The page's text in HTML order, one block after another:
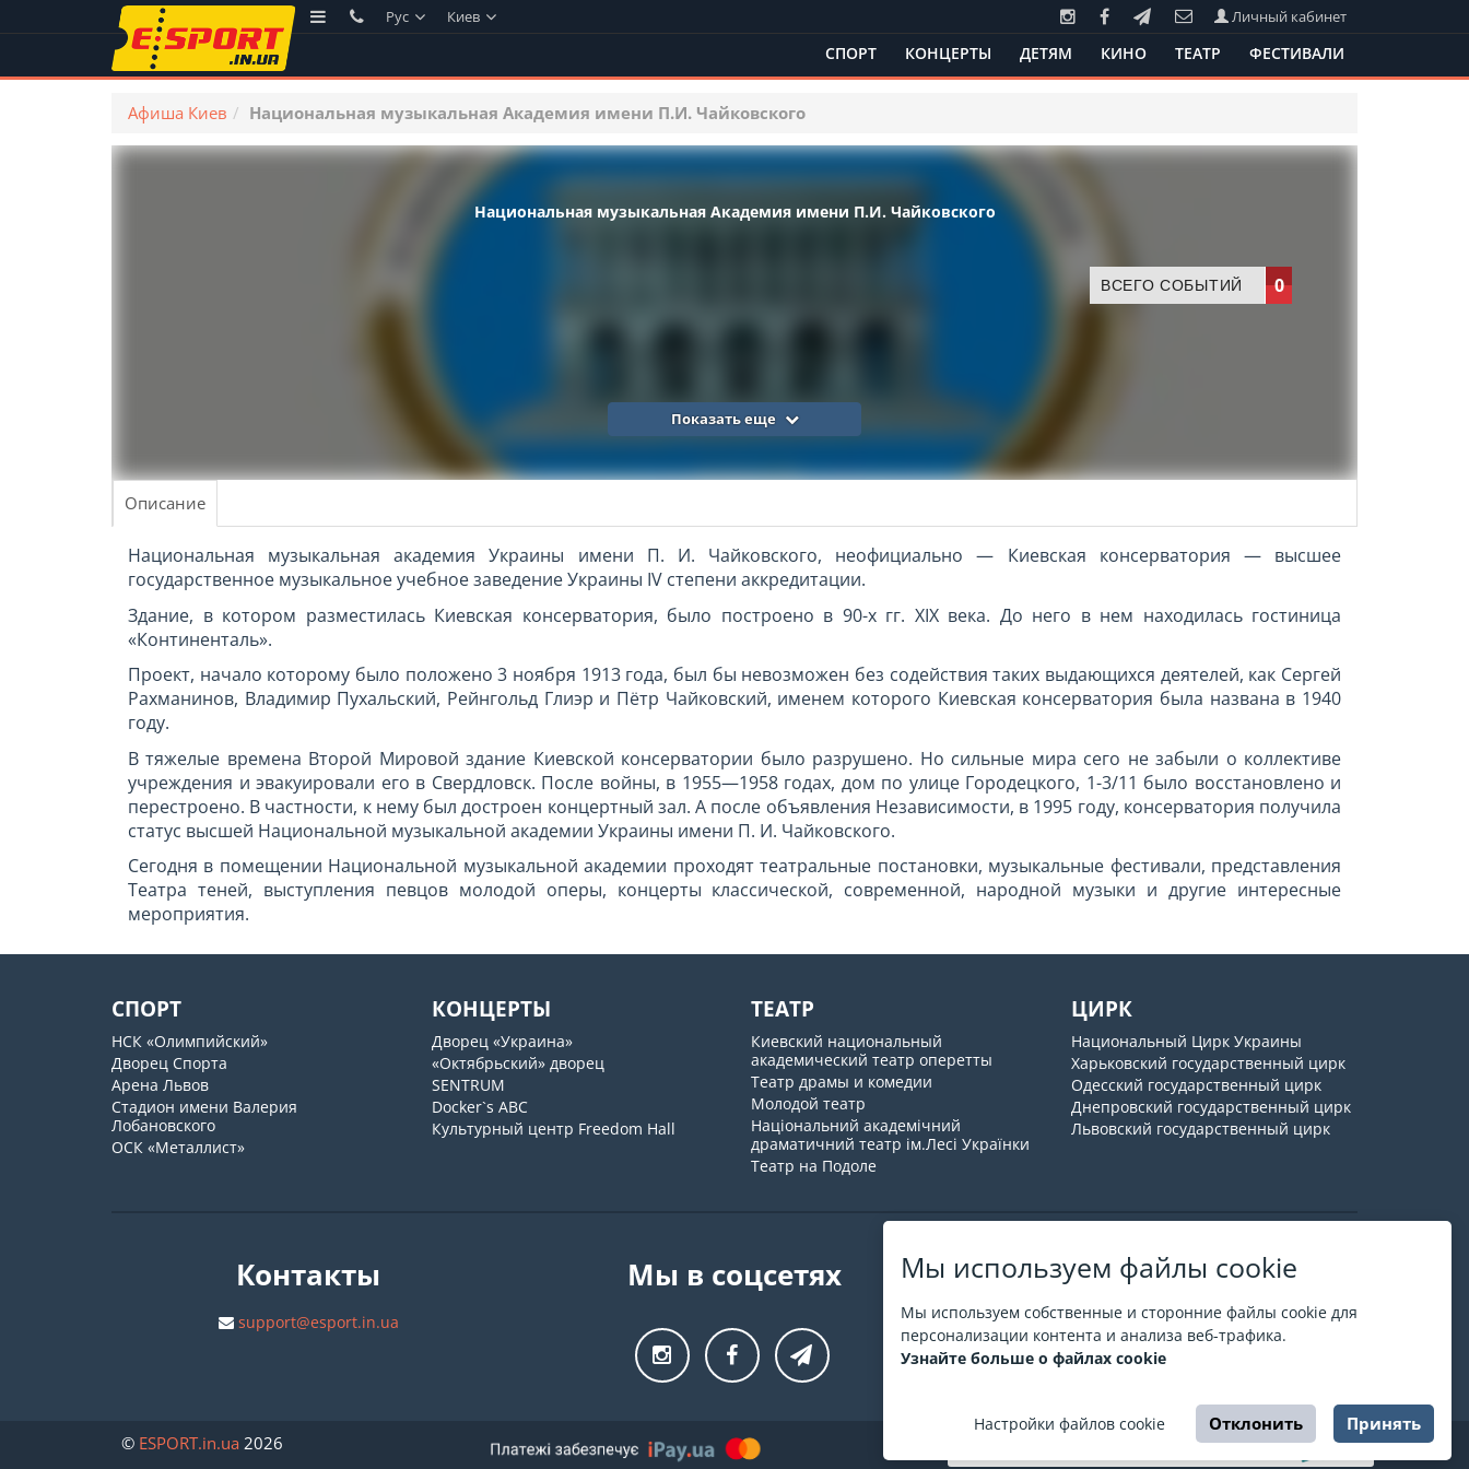
Мы используем файлы cookie
Мы используем собственные и сторонние файлы cookie для
персонализации контента и анализа веб-трафика.
Узнайте больше о файлах cookie
Настройки файлов cookie Отклонить Принять
Рус Киев Личный кабинет
СПОРТ КОНЦЕРТЫ ДЕТЯМ КИНО ТЕАТР ФЕСТИВАЛИ
Афиша Киев Национальная музыкальная Академия имени П.И. Чайковского
Национальная музыкальная Академия имени П.И. Чайковского
ВСЕГО СОБЫТИЙ 0
Показать еще
Описание
Национальная музыкальная академия Украины имени П. И. Чайковского, неофициально — Киевская консерватория — высшее
государственное музыкальное учебное заведение Украины IV степени аккредитации.
Здание, в котором разместилась Киевская консерватория, было построено в 90-х гг. XIX века. До него в нем находилась гостиница
«Континенталь».
Проект, начало которому было положено 3 ноября 1913 года, был бы невозможен без содействия таких выдающихся деятелей, как Сергей
Рахманинов, Владимир Пухальский, Рейнгольд Глиэр и Пётр Чайковский, именем которого Киевская консерватория была названа в 1940
году.
В тяжелые времена Второй Мировой здание Киевской консерватории было разрушено. Но сильные мира сего не забыли о коллективе
учреждения и эвакуировали его в Свердловск. После войны, в 1955—1958 годах, дом по улице Городецкого, 1-3/11 было восстановлено и
перестроено. В частности, к нему был достроен концертный зал. А после объявления Независимости, в 1995 году, консерватория получила
статус высшей Национальной музыкальной академии Украины имени П. И. Чайковского.
Сегодня в помещении Национальной музыкальной академии проходят театральные постановки, музыкальные фестивали, представления
Театра теней, выступления певцов молодой оперы, концерты классической, современной, народной музыки и другие интересные
мероприятия.
СПОРТ
НСК «Олимпийский»
Дворец Спорта
Арена Львов
Стадион имени Валерия
Лобановского
ОСК «Металлист»
КОНЦЕРТЫ
Дворец «Украина»
«Октябрьский» дворец
SENTRUM
Docker`s ABC
Культурный центр Freedom Hall
ТЕАТР
Киевский национальный
академический театр оперетты
Театр драмы и комедии
Молодой театр
Національний академічний
драматичний театр ім.Лесі Українки
Театр на Подоле
ЦИРК
Национальный Цирк Украины
Харьковский государственный цирк
Одесский государственный цирк
Днепровский государственный цирк
Львовский государственный цирк
Контакты
support@esport.in.ua
Мы в соцсетях О ESPORT.in.ua
На ESPORT.in.ua представлена афиша Киева и
других городов Украины. Все билеты продаются
официально. Мы работаем непосредственно с
© ESPORT.in.ua 2026